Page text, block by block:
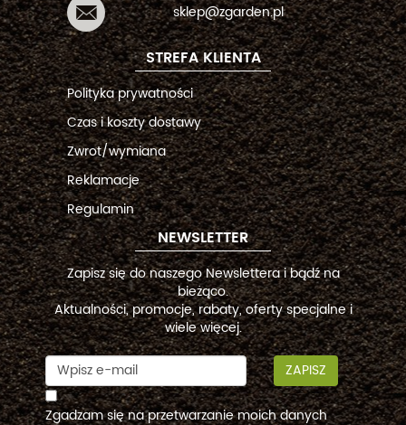
sklep@zgarden.pl
STREFA KLIENTA
Polityka prywatności
Czas i koszty dostawy
Zwrot/wymiana
Reklamacje
Regulamin
NEWSLETTER
Zapisz się do naszego Newslettera i bądź na
bieżąco.
Aktualności, promocje, rabaty, oferty specjalne i
wiele więcej.
ZAPISZ
Zgadzam się na przetwarzanie moich danych